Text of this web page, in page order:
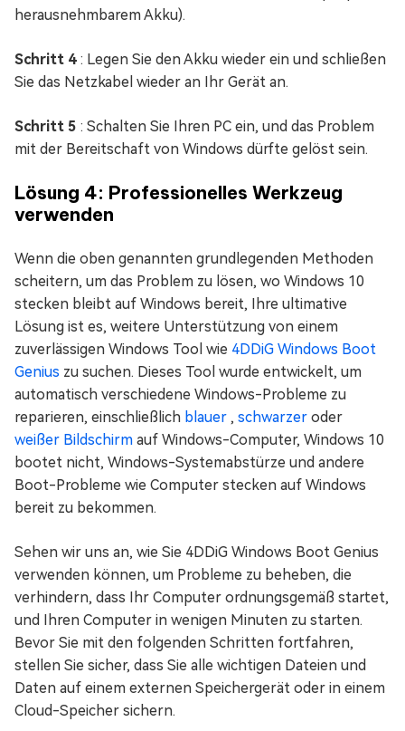
herausnehmbarem Akku).
Schritt 4 : Legen Sie den Akku wieder ein und schließen
Sie das Netzkabel wieder an Ihr Gerät an.
Schritt 5 : Schalten Sie Ihren PC ein, und das Problem
mit der Bereitschaft von Windows dürfte gelöst sein.
Lösung 4: Professionelles Werkzeug
verwenden
Wenn die oben genannten grundlegenden Methoden
scheitern, um das Problem zu lösen, wo Windows 10
stecken bleibt auf Windows bereit, Ihre ultimative
Lösung ist es, weitere Unterstützung von einem
zuverlässigen Windows Tool wie 4DDiG Windows Boot
Genius zu suchen. Dieses Tool wurde entwickelt, um
automatisch verschiedene Windows-Probleme zu
reparieren, einschließlich blauer , schwarzer oder
weißer Bildschirm auf Windows-Computer, Windows 10
bootet nicht, Windows-Systemabstürze und andere
Boot-Probleme wie Computer stecken auf Windows
bereit zu bekommen.
Sehen wir uns an, wie Sie 4DDiG Windows Boot Genius
verwenden können, um Probleme zu beheben, die
verhindern, dass Ihr Computer ordnungsgemäß startet,
und Ihren Computer in wenigen Minuten zu starten.
Bevor Sie mit den folgenden Schritten fortfahren,
stellen Sie sicher, dass Sie alle wichtigen Dateien und
Daten auf einem externen Speichergerät oder in einem
Cloud-Speicher sichern.